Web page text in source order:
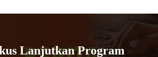
Lanjutkan Program